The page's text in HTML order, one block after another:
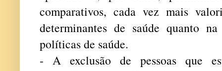
comparativos, cada vez mais
determinantes de saúde quanto
políticas de saúde.
- A exclusão de pessoas que